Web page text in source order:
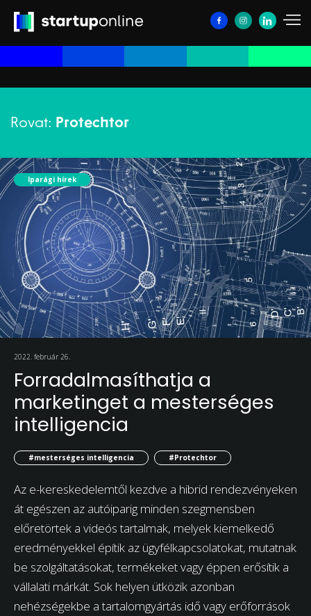
Rovat: Protechtor
Iparági hírek
2022. február 26.
Forradalmasíthatja a
marketinget a mesterséges
intelligencia
#mesterséges intelligencia #Protechtor
Az e-kereskedelemtől kezdve a hibrid rendezvényeken
át egészen az autóiparig minden szegmensben
előretörtek a videós tartalmak, melyek kiemelkedő
eredményekkel építik az ügyfélkapcsolatokat, mutatnak
be szolgáltatásokat, termékeket vagy éppen erősítik a
vállalati márkát. Sok helyen ütközik azonban
nehézségekbe a tartalomgyártás idő vagy erőforrások